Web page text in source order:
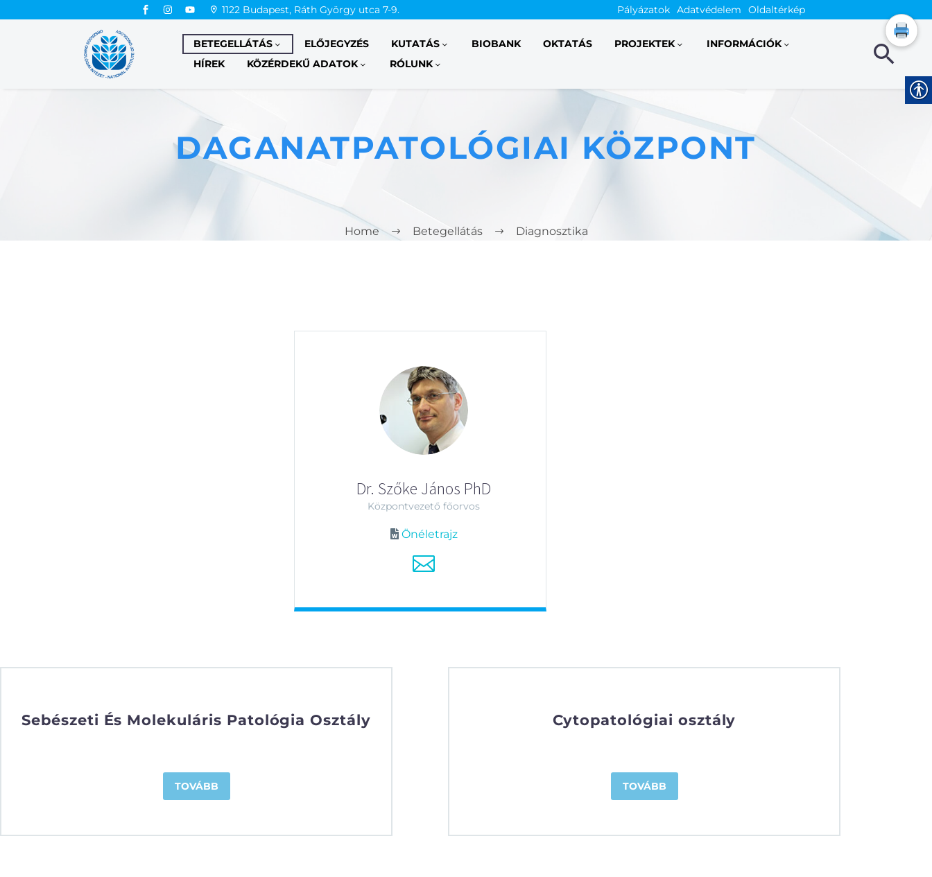
1122 Budapest, Ráth György utca 7-9. Pályázatok Adatvédelem Oldaltérkép
BETEGELLÁTÁS ELŐJEGYZÉS KUTATÁS BIOBANK OKTATÁS PROJEKTEK
INFORMÁCIÓK
HÍREK
KÖZÉRDEKŰ ADATOK RÓLUNK
DAGANATPATOLÓGIAI KÖZPONT
Home Betegellátás Diagnosztika
Dr. Szőke János PhD
Központvezető főorvos
Önéletrajz
Sebészeti És Molekuláris Patológia Osztály
TOVÁBB
Cytopatológiai osztály
TOVÁBB